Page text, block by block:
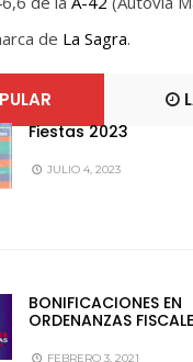
de La Sagra.
Fiestas 2023
JULIO 4, 2023
BONIFICACIONES EN
ORDENANZAS
FEBRERO 3, 2021